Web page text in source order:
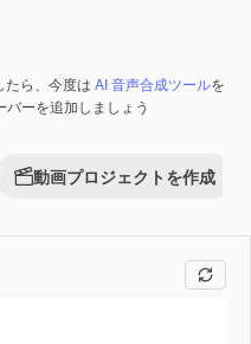
ら、今度は AI 音声合成ツールを
ーを追加しましょう
動画プロジェクトを作成